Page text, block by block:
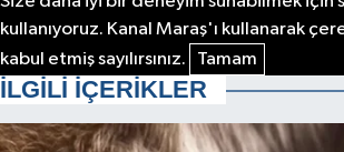
kullanıyoruz. Kanal Maraş'ı kullanarak
kabul etmiş sayılırsınız.
Tamam